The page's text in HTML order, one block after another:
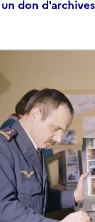
un don d'archives